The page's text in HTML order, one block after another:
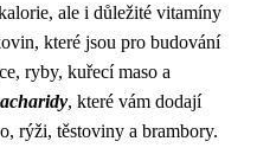
ale i důležité vitamíny
které jsou pro budování
ryby, kuřecí maso a
, které vám dodají
rýži, těstoviny a brambory.